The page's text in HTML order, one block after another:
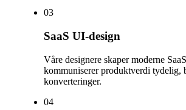
03
SaaS UI-design
Våre designere skaper moderne
kommuniserer produktverdi tydelig,
konverteringer.
04